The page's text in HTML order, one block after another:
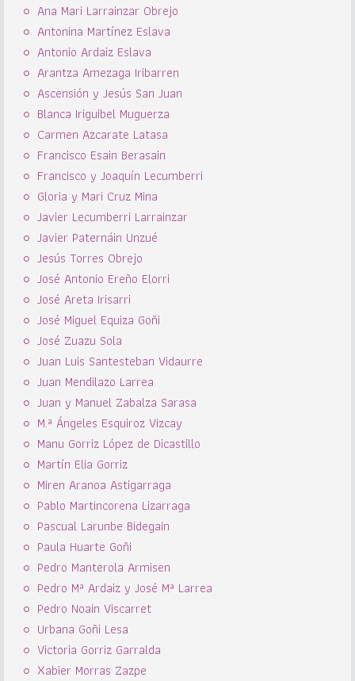
Ana Mari Larrainzar Obrejo
Antonina Martínez Eslava
Antonio Ardaiz Eslava
Arantza Amezaga Iribarren
Ascensión y Jesús San Juan
Blanca Iriguibel Muguerza
Carmen Azcarate Latasa
Francisco Esain Berasain
Francisco y Joaquín Lecumberri
Gloria y Mari Cruz Mina
Javier Lecumberri Larrainzar
Javier Paternáin Unzué
Jesús Torres Obrejo
José Antonio Ereño Elorri
José Areta Irisarri
José Miguel Equiza Goñi
José Zuazu Sola
Juan Luis Santesteban Vidaurre
Juan Mendilazo Larrea
Juan y Manuel Zabalza Sarasa
M.ª Ángeles Esquiroz Vizcay
Manu Gorriz López de Dicastillo
Martín Elia Gorriz
Miren Aranoa Astigarraga
Pablo Martincorena Lizarraga
Pascual Larunbe Bidegain
Paula Huarte Goñi
Pedro Manterola Armisen
Pedro Mª Ardaiz y José Mª Larrea
Pedro Noain Viscarret
Urbana Goñi Lesa
Victoria Gorriz Garralda
Xabier Morras Zazpe